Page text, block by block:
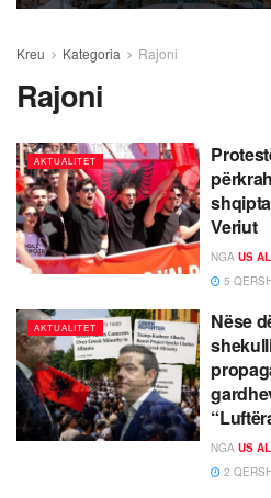
Kreu Kategoria Rajoni
Rajoni
AKTUALITET
Veriut
NGA US
5
AKTUALITET
Nëse
NGA US
2